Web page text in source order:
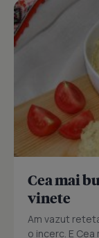
Cea mai
vinete
Am vazut
o incerc. E